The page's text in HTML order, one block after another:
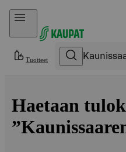
Hyppää sisältöön
Tuotteet
Haetaan